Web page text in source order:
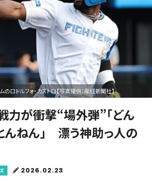
ロドルフォ・カストロ【写真提供：産経新聞社】
力が衝撃“場外弾”「どん
んねん」 漂う神助っ人の
2026.02.23